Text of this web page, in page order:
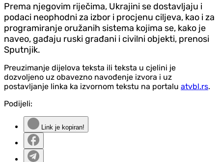
Prema njegovim riječima, Ukrajini se dostavljaju i
podaci neophodni za izbor i procjenu ciljeva, kao i za
programiranje oružanih sistema kojima se, kako je
naveo, gađaju ruski građani i civilni objekti, prenosi
Sputnjik.
Preuzimanje dijelova teksta ili teksta u cjelini je
dozvoljeno uz obavezno navođenje izvora i uz
postavljanje linka ka izvornom tekstu na portalu atvbl.rs.
Podijeli:
Link je kopiran!